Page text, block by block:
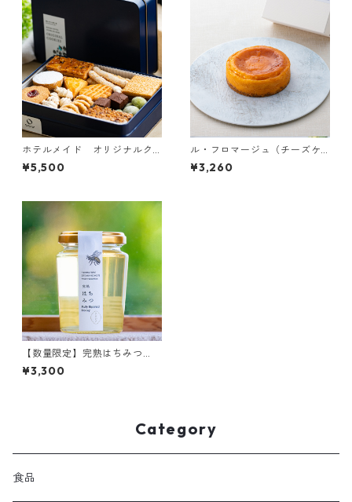
ホテルメイド オリジナルク
ッキー缶
¥5,500
ル・フロマージュ（チーズケ
ーキ）
¥3,260
【数量限定】完熟はちみつ
（アカシア）
¥3,300
Category
食品